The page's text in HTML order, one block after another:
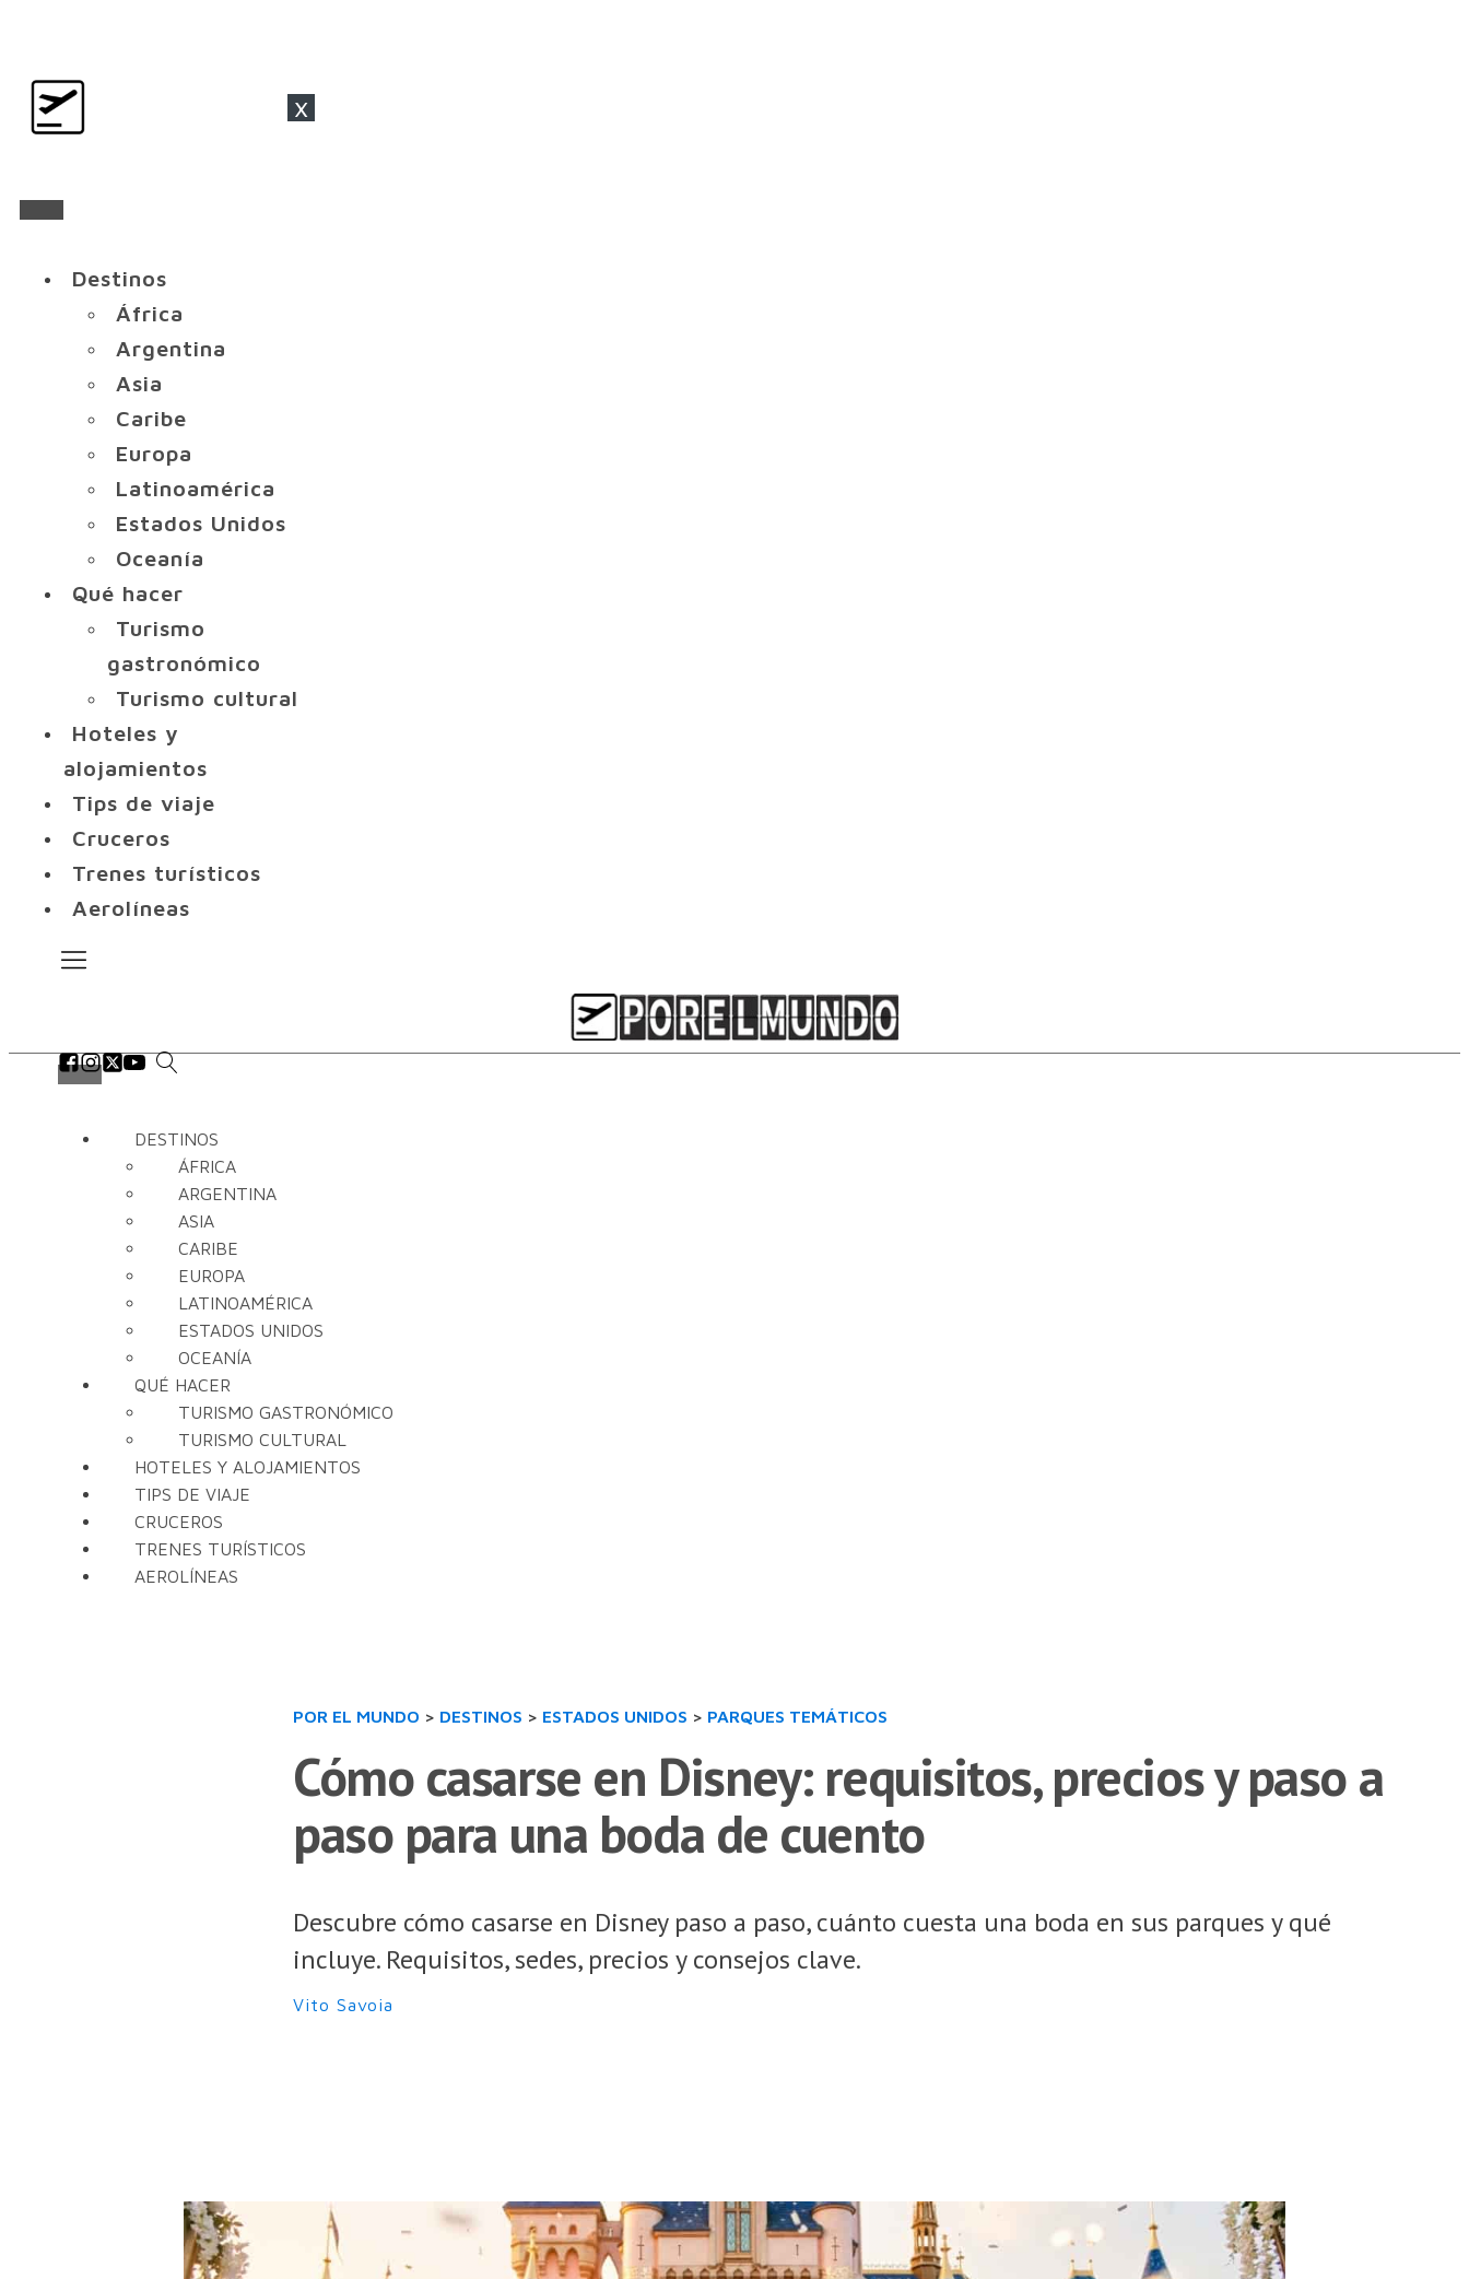
x
Destinos
África
Argentina
Asia
Caribe
Europa
Latinoamérica
Estados Unidos
Oceanía
Qué hacer
Turismo
gastronómico
Turismo cultural
Hoteles y
alojamientos
Tips de viaje
Cruceros
Trenes turísticos
Aerolíneas
DESTINOS
ÁFRICA
ARGENTINA
ASIA
CARIBE
EUROPA
LATINOAMÉRICA
ESTADOS UNIDOS
OCEANÍA
QUÉ HACER
TURISMO GASTRONÓMICO
TURISMO CULTURAL
HOTELES Y ALOJAMIENTOS
TIPS DE VIAJE
CRUCEROS
TRENES TURÍSTICOS
AEROLÍNEAS
POR EL MUNDO > DESTINOS > ESTADOS UNIDOS > PARQUES TEMÁTICOS
Cómo casarse en Disney: requisitos, precios y paso a
paso para una boda de cuento
Descubre cómo casarse en Disney paso a paso, cuánto cuesta una boda en sus parques y qué
incluye. Requisitos, sedes, precios y consejos clave.
Vito Savoia